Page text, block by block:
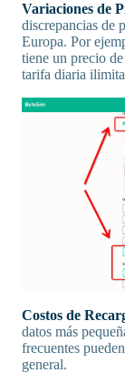
Variaciones de
discrepancias de
Europa. Por
tiene un precio
tarifa diaria
Costos de
datos más
frecuentes
general.